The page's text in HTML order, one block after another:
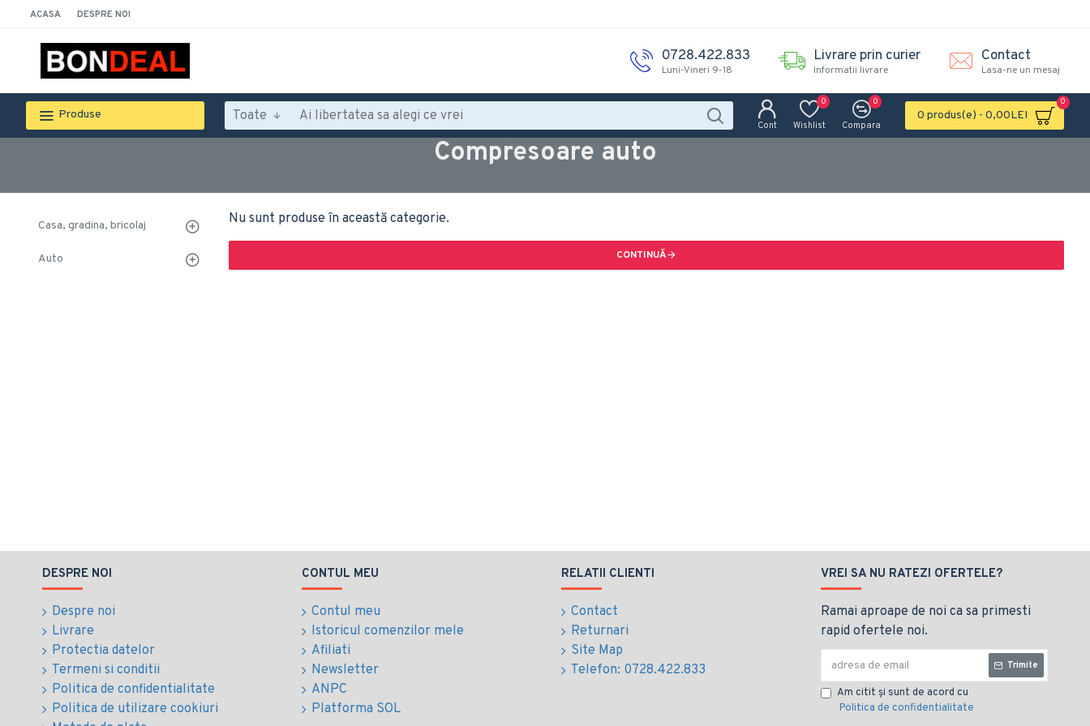
ACASA DESPRE NOI
0728.422.833
Luni-Vineri 9-18
Livrare prin curier
Informatii livrare
Contact
Lasa-ne un mesaj
Produse Toate
Cont Wishlist
0
Compara
0
0 produs(e) - 0,00LEI
0
Compresoare auto
Casa, gradina, bricolaj
Auto
Nu sunt produse în această categorie.
CONTINUĂ
DESPRE NOI
Despre noi
Livrare
Protectia datelor
Termeni si conditii
Politica de confidentialitate
Politica de utilizare cookiuri
CONTUL MEU
Contul meu
Istoricul comenzilor mele
Afiliati
Newsletter
ANPC
Platforma SOL
RELATII CLIENTI
Contact
Returnari
Site Map
Telefon: 0728.422.833
VREI SA NU RATEZI OFERTELE?
Ramai aproape de noi ca sa primesti
rapid ofertele noi.
Trimite
Am citit şi sunt de acord cu
Politica de confidentialitate